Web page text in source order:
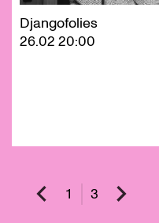
Djangofolies
26.02 20:00
1 3